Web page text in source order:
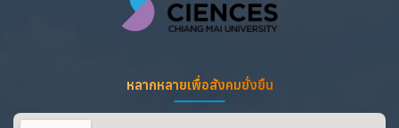
หลากหลายเพื่อสังคมยั่งยืน